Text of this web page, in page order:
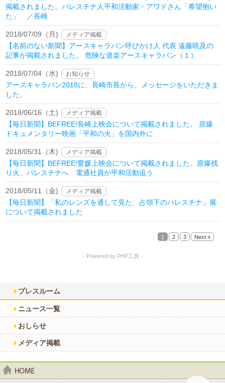
掲載されました。パレスチナ人平和活動家・アワドさん「希望抱い
た」 ／長崎
2018/07/09（月) メディア掲載
【名前のない新聞】アースキャラバン呼びかけ人 代表 遠藤喨及の
記事が掲載されました。 危険な道楽アースキャラバン（１）
2018/07/04（水) お知らせ
アースキャラバン2018に、長崎市長から、メッセージをいただきま
した。
2018/06/16（土) メディア掲載
【毎日新聞】BEFREE!長崎上映会について掲載されました。 原爆
ドキュメンタリー映画「平和の火」を国内外に
2018/05/31（木) メディア掲載
【毎日新聞】BEFREE!愛媛上映会について掲載されました。原爆残
り火、パレスチナへ 電通社員が平和活動追う
2018/05/11（金) メディア掲載
【毎日新聞】「私のレンズを通して見た、占領下のパレスチナ」展
について掲載されました
1 2 3 Next »
- Powered by PHP工房 -
プレスルーム
ニュース一覧
おしらせ
メディア掲載